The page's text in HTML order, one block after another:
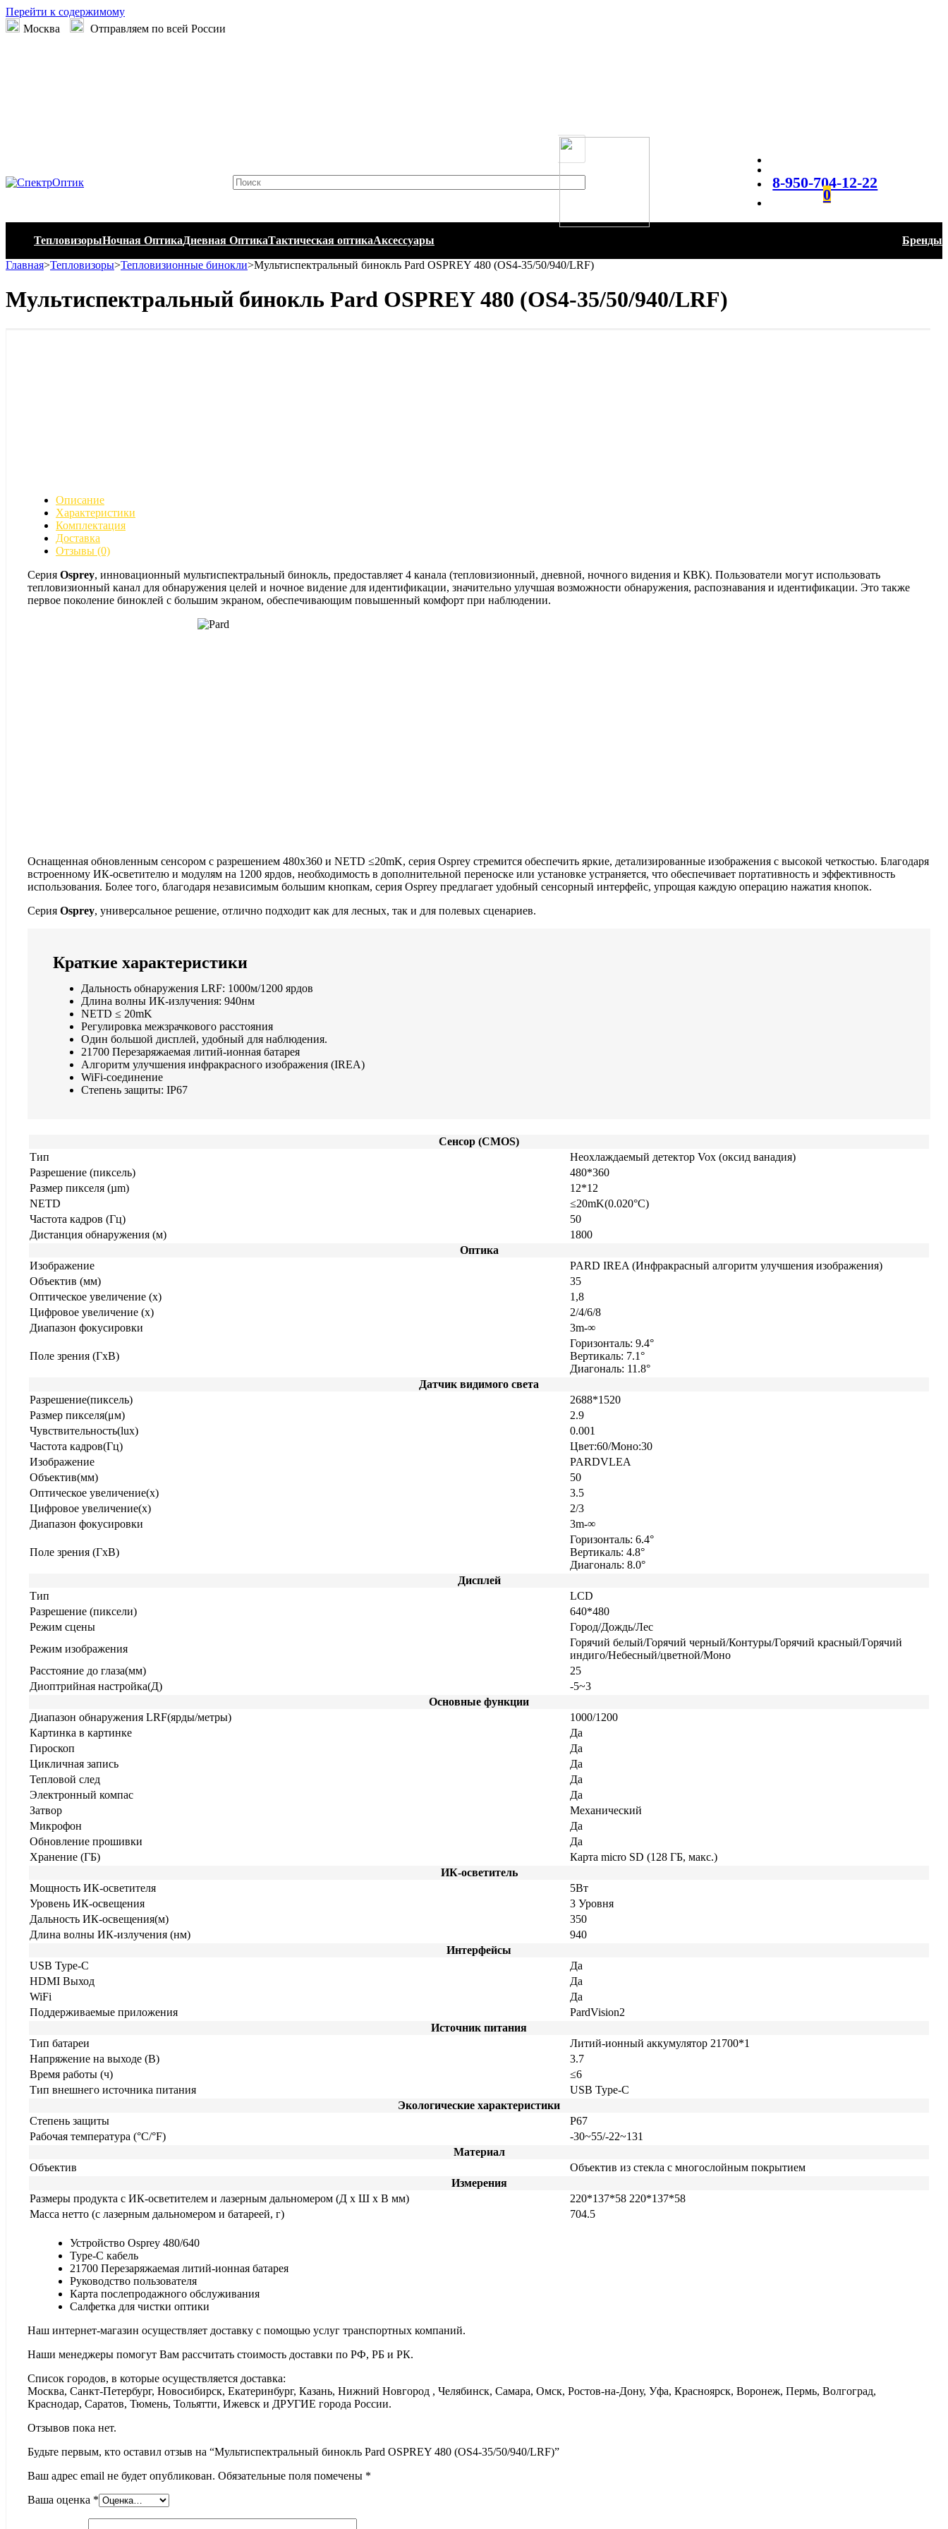
Перейти к содержимому
Москва
Отправляем по всей России
8-950-704-12-22
0
ТепловизорыНочная ОптикаДневная ОптикаТактическая оптикаАксессуары Бренды
Главная>Тепловизоры>Тепловизионные бинокли>Мультиспектральный бинокль Pard OSPREY 480 (OS4-35/50/940/LRF)
Мультиспектральный бинокль Pard OSPREY 480 (OS4-35/50/940/LRF)
Описание
Характеристики
Комплектация
Доставка
Отзывы (0)
Серия Osprey, инновационный мультиспектральный бинокль, предоставляет 4 канала (тепловизионный, дневной, ночного видения и КВК). Пользователи могут использовать
тепловизионный канал для обнаружения целей и ночное видение для идентификации, значительно улучшая возможности обнаружения, распознавания и идентификации. Это также
первое поколение биноклей с большим экраном, обеспечивающим повышенный комфорт при наблюдении.
Оснащенная обновленным сенсором с разрешением 480х360 и NETD ≤20mK, серия Osprey стремится обеспечить яркие, детализированные изображения с высокой четкостью. Благодаря
встроенному ИК-осветителю и модулям на 1200 ярдов, необходимость в дополнительной переноске или установке устраняется, что обеспечивает портативность и эффективность
использования. Более того, благодаря независимым большим кнопкам, серия Osprey предлагает удобный сенсорный интерфейс, упрощая каждую операцию нажатия кнопок.
Серия Osprey, универсальное решение, отлично подходит как для лесных, так и для полевых сценариев.
Краткие характеристики
Дальность обнаружения LRF: 1000м/1200 ярдов
Длина волны ИК-излучения: 940нм
NETD ≤ 20mK
Регулировка межзрачкового расстояния
Один большой дисплей, удобный для наблюдения.
21700 Перезаряжаемая литий-ионная батарея
Алгоритм улучшения инфракрасного изображения (IREA)
WiFi-соединение
Степень защиты: IP67
Сенсор (CMOS)
Тип
Неохлаждаемый детектор Vox (оксид ванадия)
Разрешение (пиксель)
480*360
Размер пикселя (µm)
12*12
NETD
≤20mK(0.020°C)
Частота кадров (Гц)
50
Дистанция обнаружения (м)
1800
Оптика
Изображение
PARD IREA (Инфракрасный алгоритм улучшения изображения)
Объектив (мм)
35
Оптическое увеличение (x)
1,8
Цифровое увеличение (x)
2/4/6/8
Диапазон фокусировки
3m-∞
Поле зрения (ГxВ)
Горизонталь: 9.4°
Вертикаль: 7.1°
Диагональ: 11.8°
Датчик видимого света
Разрешение(пиксель)
2688*1520
Размер пикселя(μм)
2.9
Чувствительность(lux)
0.001
Частота кадров(Гц)
Цвет:60/Моно:30
Изображение
PARDVLEA
Объектив(мм)
50
Оптическое увеличение(x)
3.5
Цифровое увеличение(x)
2/3
Диапазон фокусировки
3m-∞
Поле зрения (ГxВ)
Горизонталь: 6.4°
Вертикаль: 4.8°
Диагональ: 8.0°
Дисплей
Тип
LCD
Разрешение (пиксели)
640*480
Режим сцены
Город/Дождь/Лес
Режим изображения
Горячий белый/Горячий черный/Контуры/Горячий красный/Горячий
индиго/Небесный/цветной/Моно
Расстояние до глаза(мм)
25
Диоптрийная настройка(Д)
-5~3
Основные функции
Диапазон обнаружения LRF(ярды/метры)
1000/1200
Картинка в картинке
Да
Гироскоп
Да
Цикличная запись
Да
Тепловой след
Да
Электронный компас
Да
Затвор
Механический
Микрофон
Да
Обновление прошивки
Да
Хранение (ГБ)
Карта micro SD (128 ГБ, макс.)
ИК-осветитель
Мощность ИК-осветителя
5Вт
Уровень ИК-освещения
3 Уровня
Дальность ИК-освещения(м)
350
Длина волны ИК-излучения (нм)
940
Интерфейсы
USB Type-C
Да
HDMI Выход
Да
WiFi
Да
Поддерживаемые приложения
PardVision2
Источник питания
Тип батареи
Литий-ионный аккумулятор 21700*1
Напряжение на выходе (В)
3.7
Время работы (ч)
≤6
Тип внешнего источника питания
USB Type-C
Экологические характеристики
Степень защиты
P67
Рабочая температура (°C/°F)
-30~55/-22~131
Материал
Объектив
Объектив из стекла с многослойным покрытием
Измерения
Размеры продукта с ИК-осветителем и лазерным дальномером (Д x Ш x В мм)
220*137*58 220*137*58
Масса нетто (с лазерным дальномером и батареей, г)
704.5
Устройство Osprey 480/640
Type-C кабель
21700 Перезаряжаемая литий-ионная батарея
Руководство пользователя
Карта послепродажного обслуживания
Салфетка для чистки оптики
Наш интернет-магазин осуществляет доставку с помощью услуг транспортных компаний.
Наши менеджеры помогут Вам рассчитать стоимость доставки по РФ, РБ и РК.
Список городов, в которые осуществляется доставка:
Москва, Санкт-Петербург, Новосибирск, Екатеринбург, Казань, Нижний Новгород , Челябинск, Самара, Омск, Ростов-на-Дону, Уфа, Красноярск, Воронеж, Пермь, Волгоград,
Краснодар, Саратов, Тюмень, Тольятти, Ижевск и ДРУГИЕ города России.
Отзывов пока нет.
Будьте первым, кто оставил отзыв на “Мультиспектральный бинокль Pard OSPREY 480 (OS4-35/50/940/LRF)”
Ваш адрес email не будет опубликован. Обязательные поля помечены *
Ваша оценка *